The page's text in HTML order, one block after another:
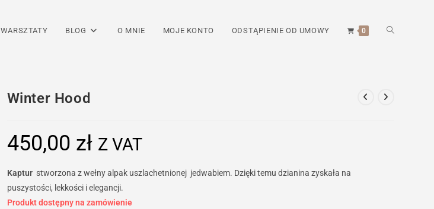
WARSZTATY BLOG O MNIE MOJE KONTO ODSTĄPIENIE OD UMOWY 0 TOGGLE
Winter Hood
450,00 zł Z VAT
Kaptur stworzona z wełny alpak uszlachetnionej jedwabiem. Dzięki temu dzianina zyskała na
puszystości, lekkości i elegancji.
Produkt dostępny na zamówienie